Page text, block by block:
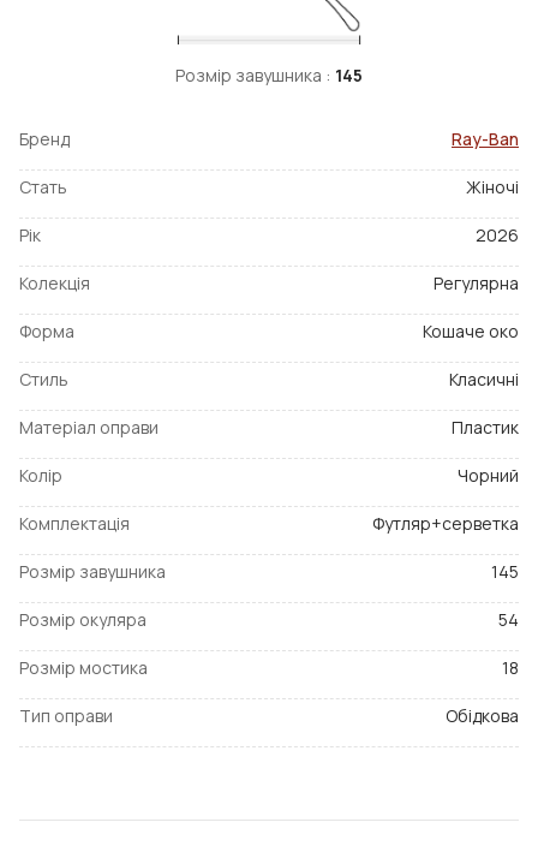
Розмір завушника : 145
Бренд Ray-Ban
Стать Жіночі
Рік 2026
Колекція Регулярна
Форма Кошаче око
Стиль Класичні
Матеріал оправи Пластик
Колір Чорний
Комплектація Футляр+серветка
Розмір завушника 145
Розмір окуляра 54
Розмір мостика 18
Тип оправи Обідкова